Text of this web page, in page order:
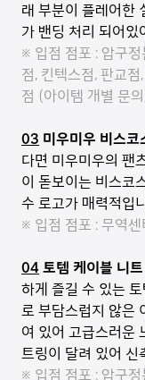
래 부분이 플레어한
가 밴딩 처리 되어있
※ 입점 점포 : 압구
점, 킨텍스점, 판교
점 (아이템 개별 문
03 미우미우 비스코
다면 미우미우의 팬
이 돋보이는 비스코
수 로고가 매력적입
※ 입점 점포 : 무역
04 토템 케이블 니
하게 즐길 수 있는
로 부담스럽지 않은
여 있어 고급스러운
트링이 달려 있어 신
※ 입점 점포 : 압구정